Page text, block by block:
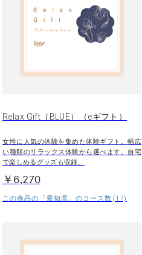
Relax Gift（BLUE）（eギフト）
女性に人気の体験を集めた体験ギフト。幅広
い種類のリラックス体験から選べます。自宅
で楽しめるグッズも収録。
￥6,270
この商品の「愛知県」のコース数(17)